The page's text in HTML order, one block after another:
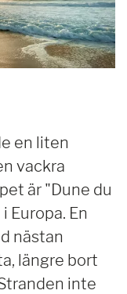
en liten
vackra
är "Dune du
Europa. En
nästan
längre bort
inte